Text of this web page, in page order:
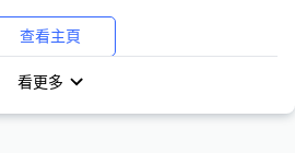
查看主頁
看更多